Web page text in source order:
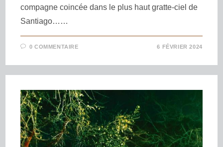
compagne coincée dans le plus haut gratte-ciel de
Santiago……
0 COMMENTAIRE 6 FÉVRIER 2024